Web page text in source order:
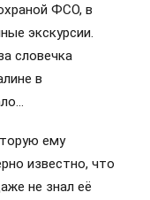
ФСО, в
экскурсии.
словечка
в
ему
известно, что
не знал её